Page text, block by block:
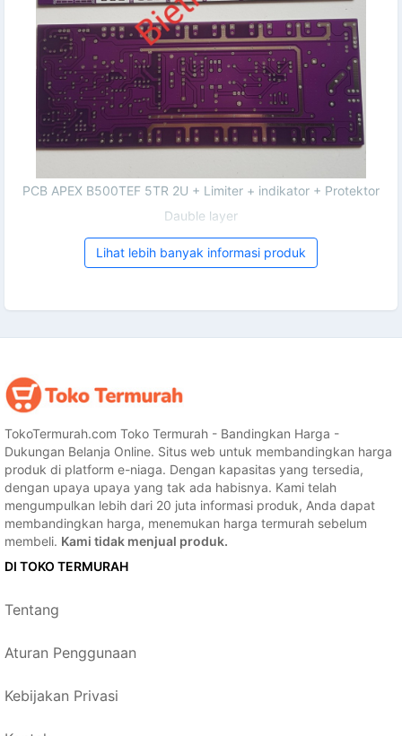
PCB APEX B500TEF 5TR 2U + Limiter + indikator + Protektor
Dauble layer
Lihat lebih banyak informasi produk
TokoTermurah.com Toko Termurah - Bandingkan Harga -
Dukungan Belanja Online. Situs web untuk membandingkan harga
produk di platform e-niaga. Dengan kapasitas yang tersedia,
dengan upaya upaya yang tak ada habisnya. Kami telah
mengumpulkan lebih dari 20 juta informasi produk, Anda dapat
membandingkan harga, menemukan harga termurah sebelum
membeli. Kami tidak menjual produk.
DI TOKO TERMURAH
Tentang
Aturan Penggunaan
Kebijakan Privasi